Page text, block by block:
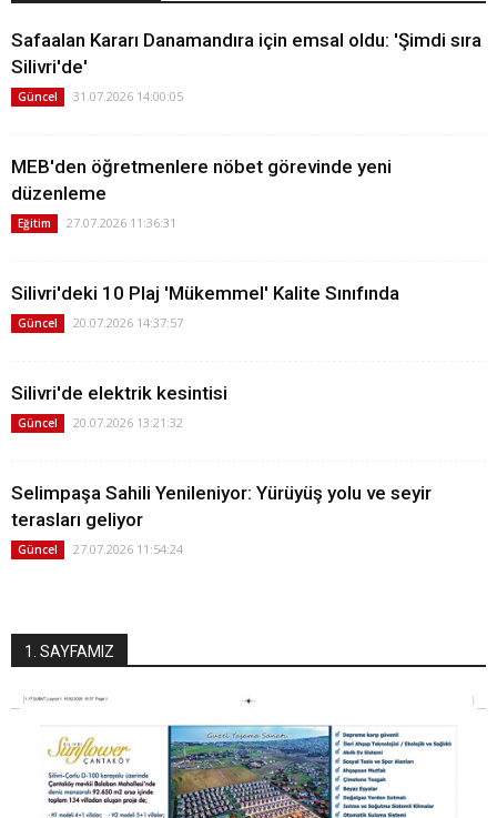
Safaalan Kararı Danamandıra için emsal oldu: 'Şimdi sıra
Silivri'de'
Güncel 31.07.2026 14:00:05
MEB'den öğretmenlere nöbet görevinde yeni
düzenleme
Eğitim 27.07.2026 11:36:31
Silivri'deki 10 Plaj 'Mükemmel' Kalite Sınıfında
Güncel 20.07.2026 14:37:57
Silivri'de elektrik kesintisi
Güncel 20.07.2026 13:21:32
Selimpaşa Sahili Yenileniyor: Yürüyüş yolu ve seyir
terasları geliyor
Güncel 27.07.2026 11:54:24
1. SAYFAMIZ